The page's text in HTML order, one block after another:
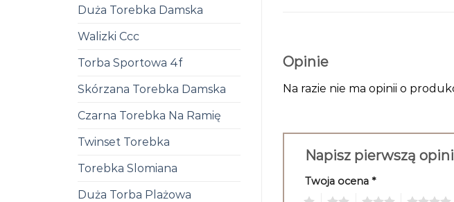
Duża Torebka Damska
Walizki Ccc
Torba Sportowa 4f
Skórzana Torebka Damska
Czarna Torebka Na Ramię
Twinset Torebka
Torebka Slomiana
Duża Torba Plażowa
Opinie
Na razie nie ma opinii o
Napisz pierwszą
Twoja ocena *